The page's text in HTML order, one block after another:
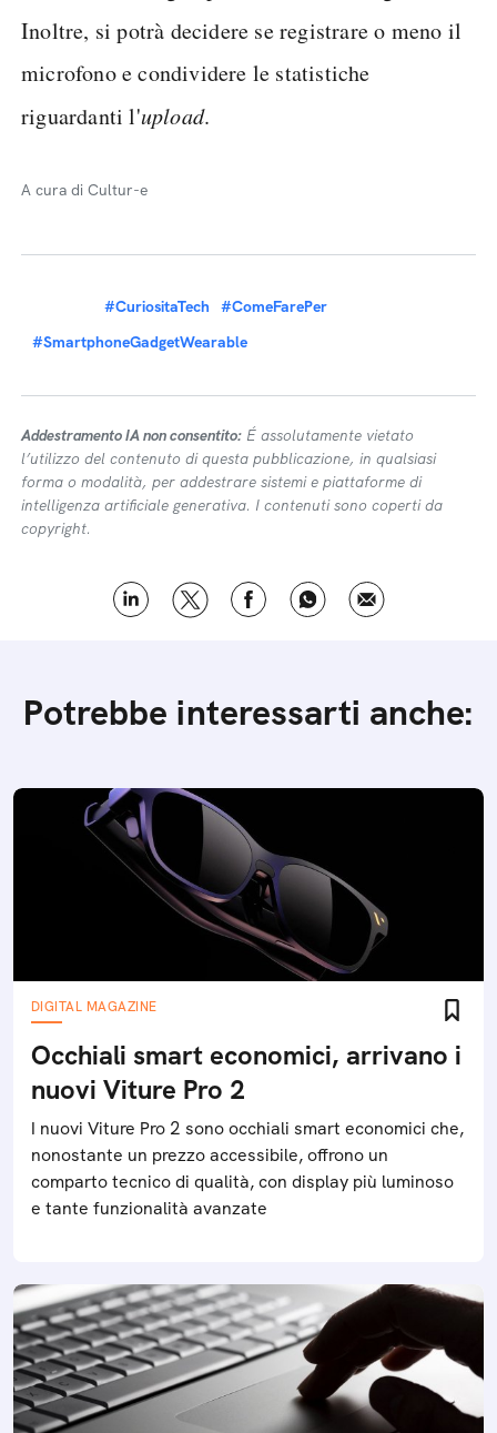
Inoltre, si potrà decidere se registrare o meno il
microfono e condividere le statistiche
riguardanti l'upload.
A cura di Cultur-e
#CuriositaTech
#ComeFarePer
#SmartphoneGadgetWearable
Addestramento IA non consentito: É assolutamente vietato
l’utilizzo del contenuto di questa pubblicazione, in qualsiasi
forma o modalità, per addestrare sistemi e piattaforme di
intelligenza artificiale generativa. I contenuti sono coperti da
copyright.
Potrebbe interessarti anche:
DIGITAL MAGAZINE
Occhiali smart economici, arrivano i
nuovi Viture Pro 2
I nuovi Viture Pro 2 sono occhiali smart economici che,
nonostante un prezzo accessibile, offrono un
comparto tecnico di qualità, con display più luminoso
e tante funzionalità avanzate